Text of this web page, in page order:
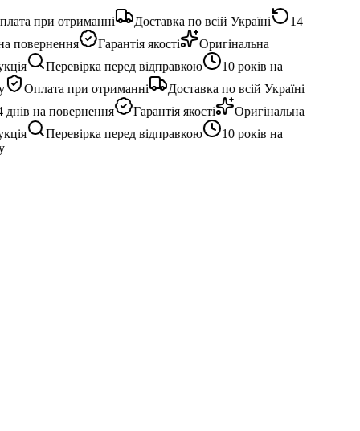
при отриманні Доставка по всій Україні
14
повернення
Гарантія якості
Оригінальна
Перевірка перед відправкою
10 років на
Оплата при отриманні
Доставка по всій Україні
на повернення
Гарантія якості
Оригінальна
Перевірка перед відправкою 10 років на